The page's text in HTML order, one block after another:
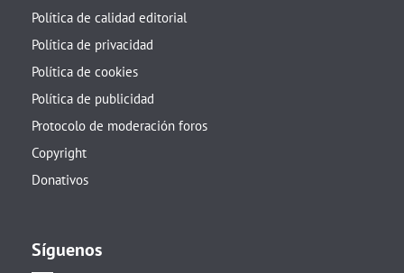
Política de calidad editorial
Política de privacidad
Política de cookies
Política de publicidad
Protocolo de moderación foros
Copyright
Donativos
Síguenos